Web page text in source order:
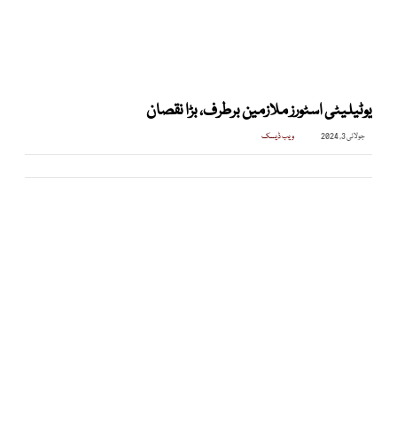
یوٹیلیٹی اسٹورز ملازمین برطرف، بڑا نقصان
جولائی 3, 2024 ویب ڈیسک